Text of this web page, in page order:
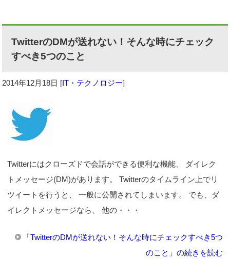
TwitterのDMが送れない！そんな時にチェック
すべき5つのこと
2014年12月18日 [IT・テクノロジー]
Twitterにはクローズドで会話ができる便利な機能、 ダイレク
トメッセージ(DM)があります。 Twitterのタイムライン上でリ
ツイートを行うと、 一般に公開されてしまいます。 でも、ダ
イレクトメッセージなら、 他の・・・
「TwitterのDMが送れない！そんな時にチェックすべき5つ
のこと」の続きを読む